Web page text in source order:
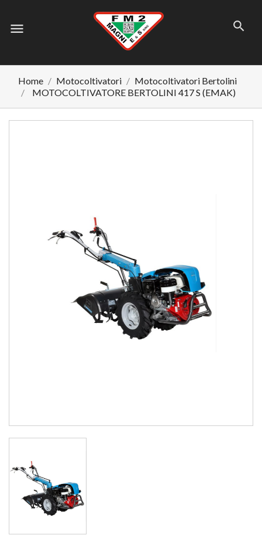
menu
Home Motocoltivatori
Motocoltivatori Bertolini
MOTOCOLTIVATORE BERTOLINI 417 S (EMAK)